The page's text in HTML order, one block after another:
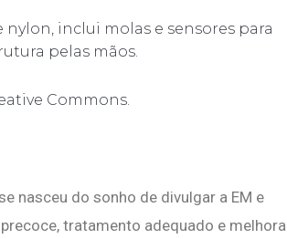
inclui molas e sensores para
pelas mãos.
Commons.
nasceu do sonho de divulgar a EM e
tratamento adequado e melhora